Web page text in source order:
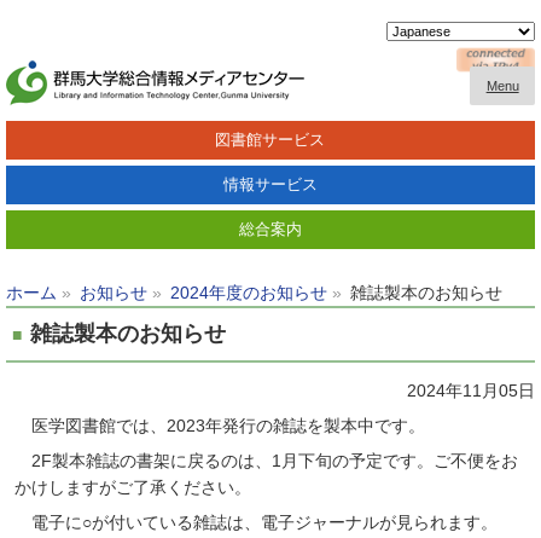
Menu
図書館サービス
情報サービス
総合案内
ホーム お知らせ 2024年度のお知らせ 雑誌製本のお知らせ
雑誌製本のお知らせ
2024年11月05日
医学図書館では、2023年発行の雑誌を製本中です。
2F製本雑誌の書架に戻るのは、1月下旬の予定です。ご不便をお
かけしますがご了承ください。
電子に○が付いている雑誌は、電子ジャーナルが見られます。